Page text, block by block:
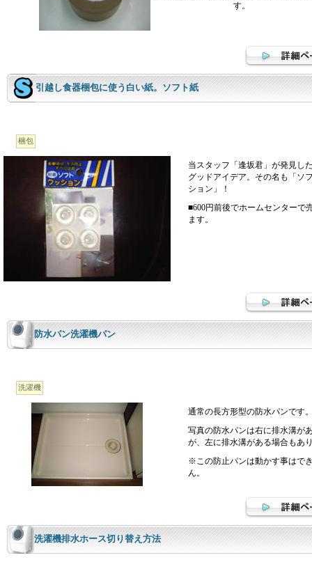
す。
引越し食器梱包に使う白い紙。ソフト紙
梱包
当スタッフ「逢坂君」が発見し
グッドアイデア。その名も「ソ
ション」！
■600円前後でホームセンターで
ます。
防水パン洗濯機パン
洗濯機
通常の長方形型の防水パンです
写真の防水パンは右に排水溝が
が、左に排水溝がある場合もあ
※この防止パンは動かす事はで
ん。
洗濯機排水ホース切り替え方法